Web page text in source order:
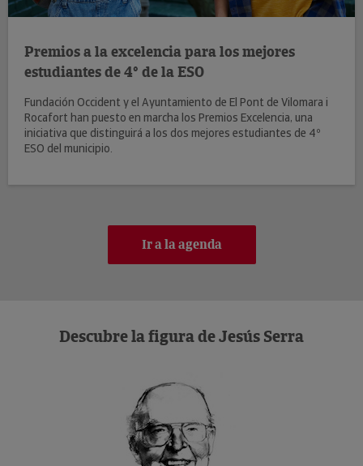
Premios a la excelencia para los mejores
estudiantes de 4º de la ESO
Fundación Occident y el Ayuntamiento de El Pont de Vilomara i
Rocafort han puesto en marcha los Premios Excelencia, una
iniciativa que distinguirá a los dos mejores estudiantes de 4º
ESO del municipio.
Ir a la agenda
Descubre la figura de Jesús Serra